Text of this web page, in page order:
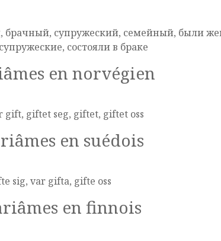
брачный, супружеский, семейный, были
состояли в браке
en norvégien
gift, giftet seg, giftet, giftet oss
en suédois
sig, var gifta, gifte oss
en finnois